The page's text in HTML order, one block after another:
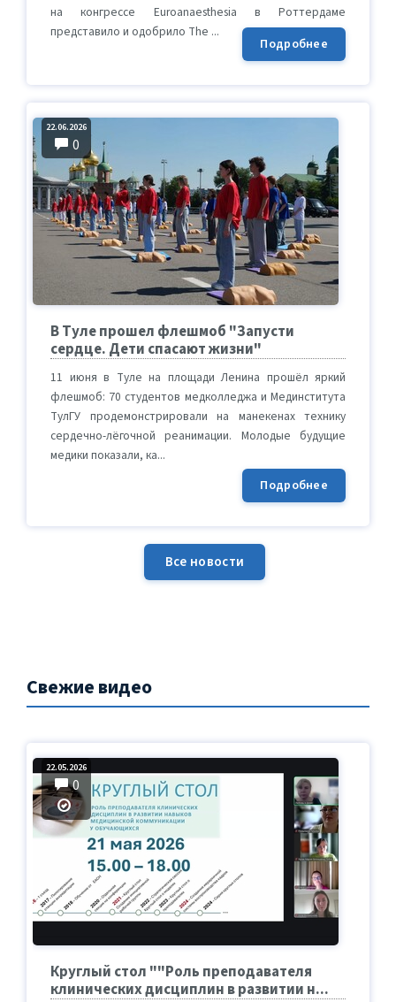
на конгрессе Euroanaesthesia в Роттердаме
представило и одобрило The ...
Подробнее
22.06.2026
0
В Туле прошел флешмоб "Запусти
сердце. Дети спасают жизни"
11 июня в Туле на площади Ленина прошёл яркий
флешмоб: 70 студентов медколледжа и Мединститута
ТулГУ продемонстрировали на манекенах технику
сердечно-лёгочной реанимации. Молодые будущие
медики показали, ка...
Подробнее
Все новости
Свежие видео
22.05.2026
0
Круглый стол ""Роль преподавателя
клинических дисциплин в развитии н...